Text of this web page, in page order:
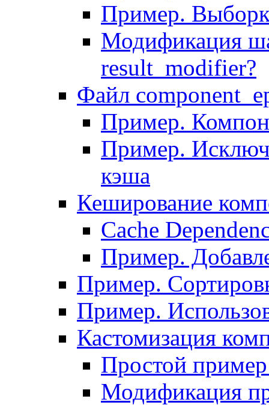
Пример.
Модификация
result_modifier?
Файл
Пример.
Пример.
кэша
Кеширование
Сache
Пример.
Пример.
Пример.
Кастомизация
Простой
Модификация